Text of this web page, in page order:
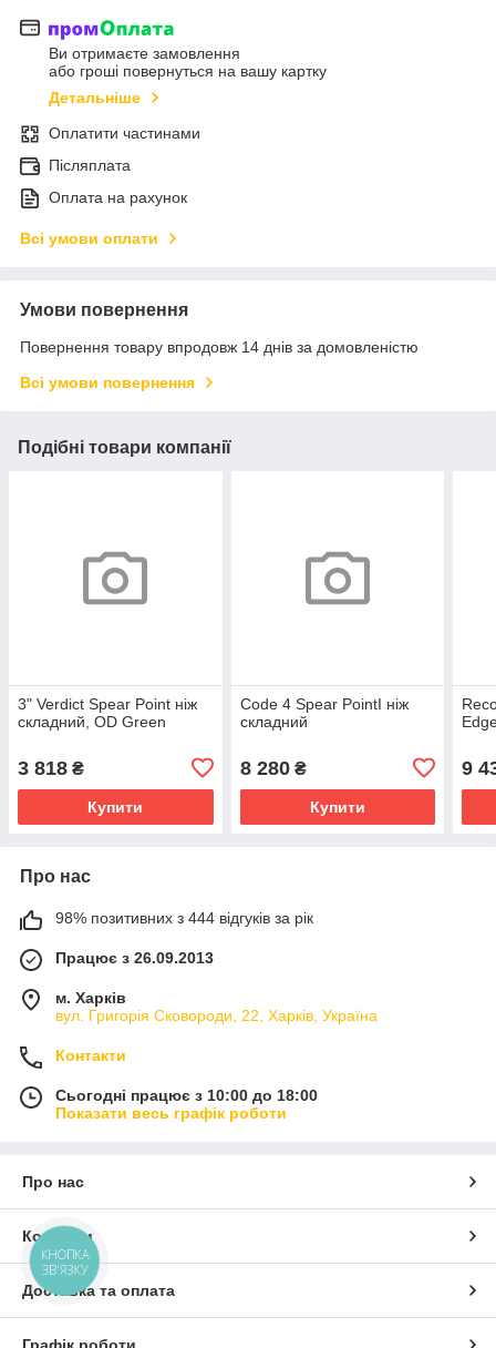
Ви отримаєте замовлення
або гроші повернуться на вашу картку
Детальніше
Оплатити частинами
Післяплата
Оплата на рахунок
Всі умови оплати
Умови повернення
Повернення товару впродовж 14 днів за домовленістю
Всі умови повернення
Подібні товари компанії
3" Verdict Spear Point ніж
складний, OD Green
3 818 ₴
Купити
Code 4 Spear PointI ніж
складний
8 280₴
Купити
9
Про нас
98% позитивних з 444 відгуків за рік
Працює з 26.09.2013
м. Харків
вул. Григорія Сковороди, 22, Харків, Україна
Контакти
Сьогодні працює з 10:00 до 18:00
Показати весь графік роботи
Про нас
Контакти
Доставка та оплата
КНОПКА
ЗВ'ЯЗКУ